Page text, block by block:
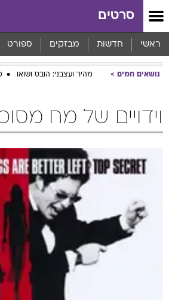
סרטים
ראשי חדשות מבזקים ספורט
נושאים חמים מהיר ועצבני: הובס ושואו
וידויים של מח מסוכן